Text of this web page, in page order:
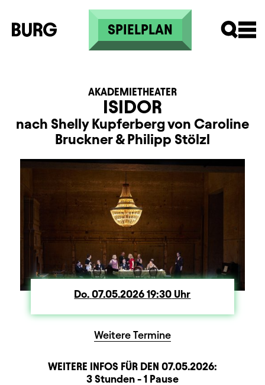
Direkt zum Inhalt
SPIELPLAN
ISIDOR
AKADEMIETHEATER
nach Shelly Kupferberg von Caroline
Bruckner & Philipp Stölzl
Do. Donnerstag
07.05.202619:30 Uhr
Weitere Termine
WEITERE INFOS FÜR DEN 07.05.2026:
Information
Dauer und Pausen3 Stunden - 1 Pause